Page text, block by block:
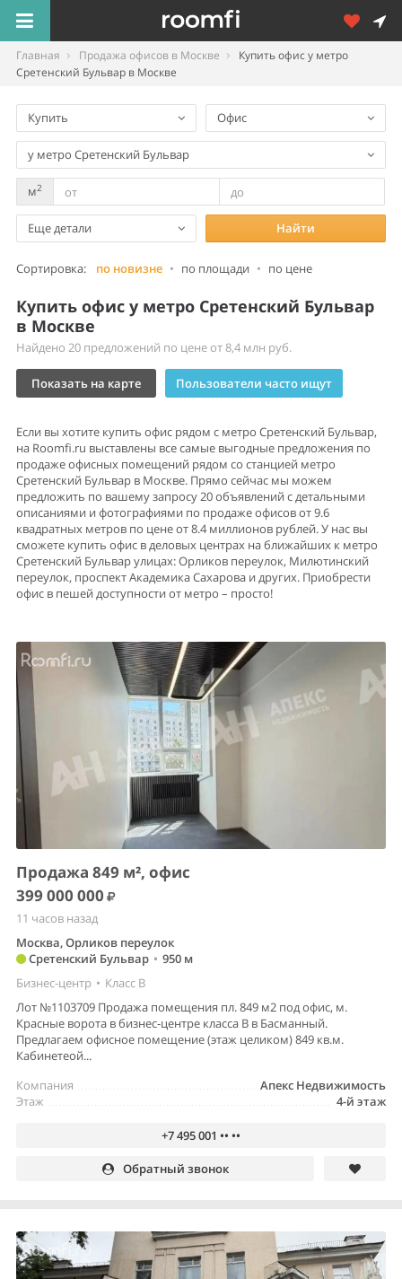
Главная Продажа офисов в Москве
Купить офис у метро
Сретенский Бульвар в Москве
Купить Офис
у метро Сретенский Бульвар
м2
Еще детали Найти
Сортировка: по новизне • по площади • по цене
Купить офис у метро Сретенский Бульвар
в Москве
Найдено 20 предложений по цене от 8,4 млн руб.
Показать на карте Пользователи часто ищут
Если вы хотите купить офис рядом с метро Сретенский Бульвар,
на Roomfi.ru выставлены все самые выгодные предложения по
продаже офисных помещений рядом со станцией метро
Сретенский Бульвар в Москве. Прямо сейчас мы можем
предложить по вашему запросу 20 объявлений с детальными
описаниями и фотографиями по продаже офисов от 9.6
квадратных метров по цене от 8.4 миллионов рублей. У нас вы
сможете купить офис в деловых центрах на ближайших к метро
Сретенский Бульвар улицах: Орликов переулок, Милютинский
переулок, проспект Академика Сахарова и других. Приобрести
офис в пешей доступности от метро – просто!
Продажа 849 м², офис
399 000 000
11 часов назад
Москва, Орликов переулок
Сретенский Бульвар • 950 м
Бизнес-центр • Класс B
Лот №1103709 Продажа помещения пл. 849 м2 под офис, м.
Красные ворота в бизнес-центре класса В в Басманный.
Предлагаем офисное помещение (этаж целиком) 849 кв.м.
Кабинетеой...
Апекс Недвижимость
Компания
4-й этаж
Этаж
+7 495 001 •• ••
Обратный звонок